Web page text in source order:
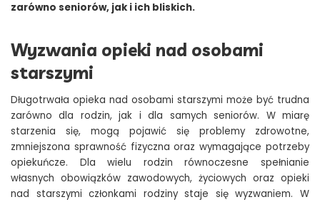
zarówno seniorów, jak i ich bliskich.
Wyzwania opieki nad osobami
starszymi
Długotrwała opieka nad osobami starszymi może być trudna
zarówno dla rodzin, jak i dla samych seniorów. W miarę
starzenia się, mogą pojawić się problemy zdrowotne,
zmniejszona sprawność fizyczna oraz wymagające potrzeby
opiekuńcze. Dla wielu rodzin równoczesne spełnianie
własnych obowiązków zawodowych, życiowych oraz opieki
nad starszymi członkami rodziny staje się wyzwaniem. W